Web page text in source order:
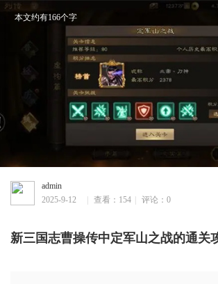
本文约有166个字
admin
2025-9-12
| 查看：154 | 评论：0
新三国志曹操传中定军山之战的通关